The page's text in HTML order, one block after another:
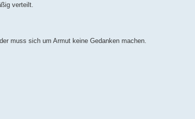
verteilt.
muss sich um Armut keine Gedanken machen.